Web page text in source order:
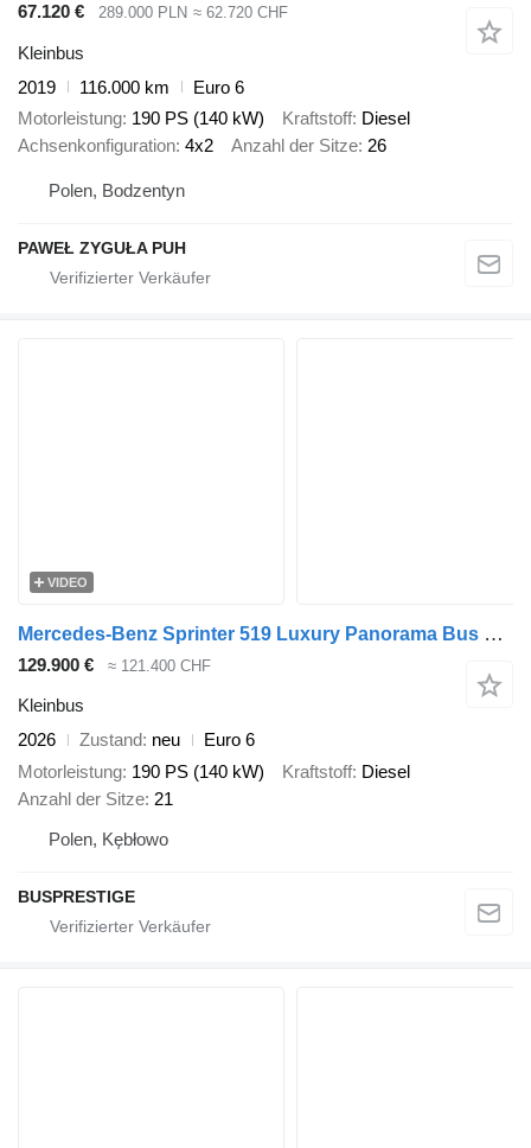
67.120 €
289.000 PLN ≈ 62.720 CHF
Kleinbus
2019
116.000 km
Euro 6
Motorleistung 190 PS (140 kW) Kraftstoff Diesel
Achsenkonfiguration 4x2 Anzahl der Sitze 26
Polen, Bodzentyn
PAWEŁ ZYGUŁA PUH
VIDEO
Mercedes-Benz Sprinter 519 Luxury Panorama Bus + VIP Area!
129.900 € ≈ 121.400 CHF
Kleinbus
2026
Zustand neu
Euro 6
Motorleistung 190 PS (140 kW) Kraftstoff Diesel
Anzahl der Sitze 21
Polen, Kębłowo
BUSPRESTIGE